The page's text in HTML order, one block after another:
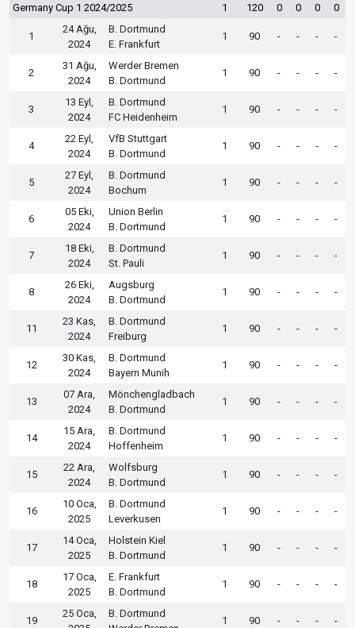
Germany Cup 1 2024/2025 1 120 0 0 0 0
1
24 Ağu,
2024
B. Dortmund
E. Frankfurt
1 90 - - - -
2
31 Ağu,
2024
Werder Bremen
B. Dortmund
1 90 - - - -
3
13 Eyl,
2024
B. Dortmund
FC Heidenheim
1 90 - - - -
4
22 Eyl,
2024
VfB Stuttgart
B. Dortmund
1 90 - - - -
5
27 Eyl,
2024
B. Dortmund
Bochum
1 90 - - - -
6
05 Eki,
2024
Union Berlin
B. Dortmund
1 90 - - - -
7
18 Eki,
2024
B. Dortmund
St. Pauli
1 90 - - - -
8
26 Eki,
2024
Augsburg
B. Dortmund
1 90 - - - -
11
23 Kas,
2024
B. Dortmund
Freiburg
1 90 - - - -
12
30 Kas,
2024
B. Dortmund
Bayern Munih
1 90 - - - -
13
07 Ara,
2024
Mönchengladbach
B. Dortmund
1 90 - - - -
14
15 Ara,
2024
B. Dortmund
Hoffenheim
1 90 - - - -
15
22 Ara,
2024
Wolfsburg
B. Dortmund
1 90 - - - -
16
10 Oca,
2025
B. Dortmund
Leverkusen
1 90 - - - -
17
14 Oca,
2025
Holstein Kiel
B. Dortmund
1 90 - - - -
18
17 Oca,
2025
E. Frankfurt
B. Dortmund
1 90 - - - -
19
25 Oca,
B. Dortmund
1 90 - - - -